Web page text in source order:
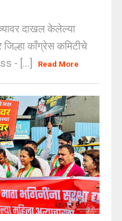
दाखल केलेल्या
जिल्हा काँग्रेस कमिटीचे
- [...]
Read More